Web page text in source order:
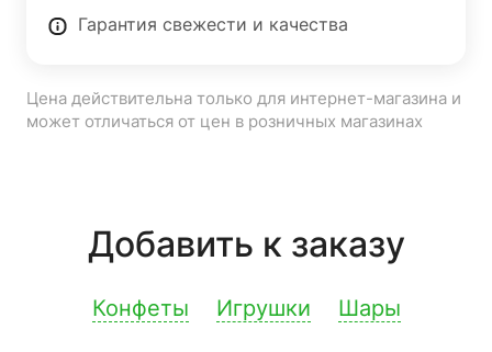
Гарантия свежести и качества
Цена действительна только для интернет-магазина и
может отличаться от цен в розничных магазинах
Добавить к заказу
Конфеты Игрушки Шары